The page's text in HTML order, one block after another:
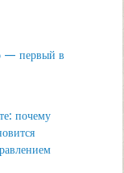
— первый в
почему